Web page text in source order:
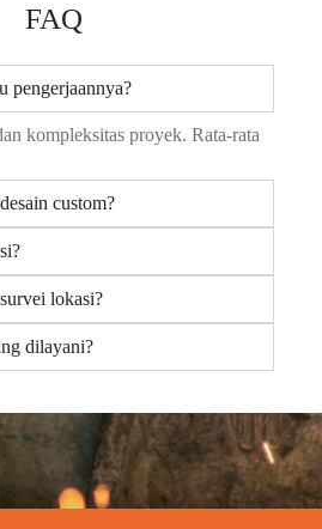
FAQ
pengerjaannya?
kompleksitas proyek. Rata-rata
custom?
lokasi?
dilayani?